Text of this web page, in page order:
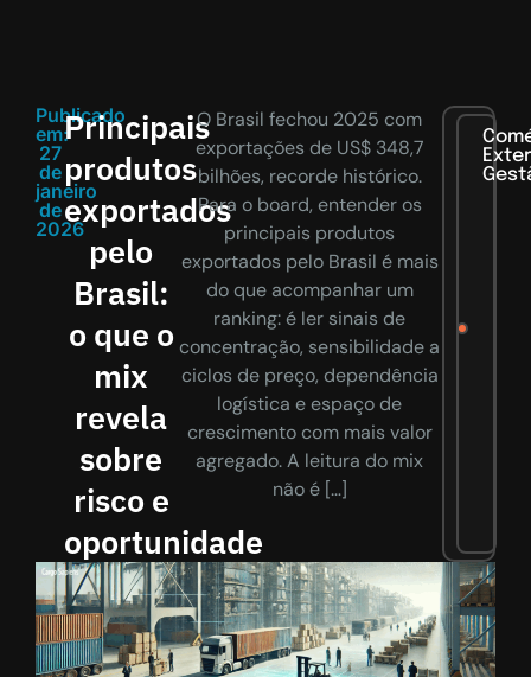
Publicado
em:
27
de
janeiro
de
2026
Principais
produtos
exportados
pelo
Brasil:
o que o
mix
revela
sobre
risco e
oportunidade
O Brasil fechou 2025 com
exportações de US$ 348,7
bilhões, recorde histórico.
Para o board, entender os
principais produtos
exportados pelo Brasil é mais
do que acompanhar um
ranking: é ler sinais de
concentração, sensibilidade a
ciclos de preço, dependência
logística e espaço de
crescimento com mais valor
agregado. A leitura do mix
não é […]